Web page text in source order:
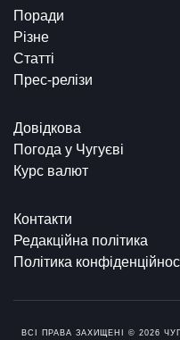
Поради
Різне
Статті
Прес-релізи
Довідкова
Погода у Чугуєві
Курс валют
Контакти
Редакційна політика
Політика
ВСІ ПРАВА ЗАХИЩЕНІ © 2026